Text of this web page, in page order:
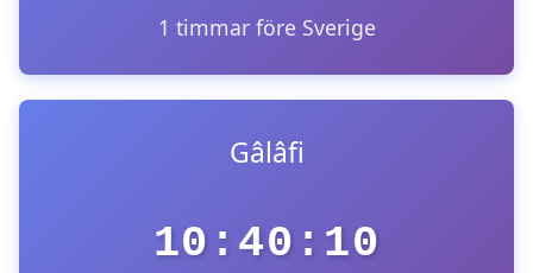
1 timmar före Sverige
Gâlâfi
10:40:10